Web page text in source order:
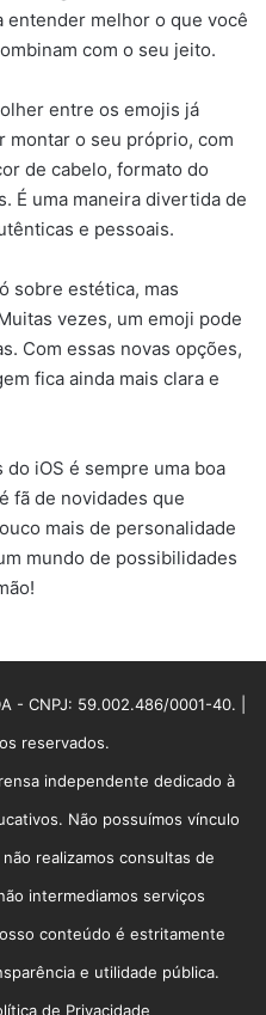
melhor o que você
com o seu jeito.
entre os emojis já
montar o seu próprio, com
de cabelo, formato do
É uma maneira divertida de
e pessoais.
sobre estética, mas
vezes, um emoji pode
Com essas novas opções,
fica ainda mais clara e
iOS é sempre uma boa
fã de novidades que
mais de personalidade
mundo de possibilidades
- CNPJ: 59.002.486/0001-40. |
reservados.
independente dedicado à
Não possuímos vínculo
realizamos consultas de
intermediamos serviços
conteúdo é estritamente
e utilidade pública.
de Privacidade